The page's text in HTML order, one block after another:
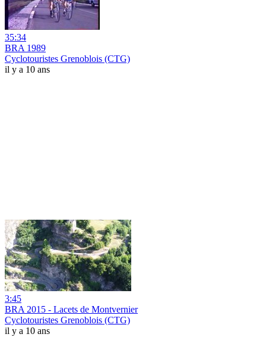
35:34
BRA 1989
Cyclotouristes Grenoblois (CTG)
il y a 10 ans
3:45
BRA 2015 - Lacets de Montvernier
Cyclotouristes Grenoblois (CTG)
il y a 10 ans